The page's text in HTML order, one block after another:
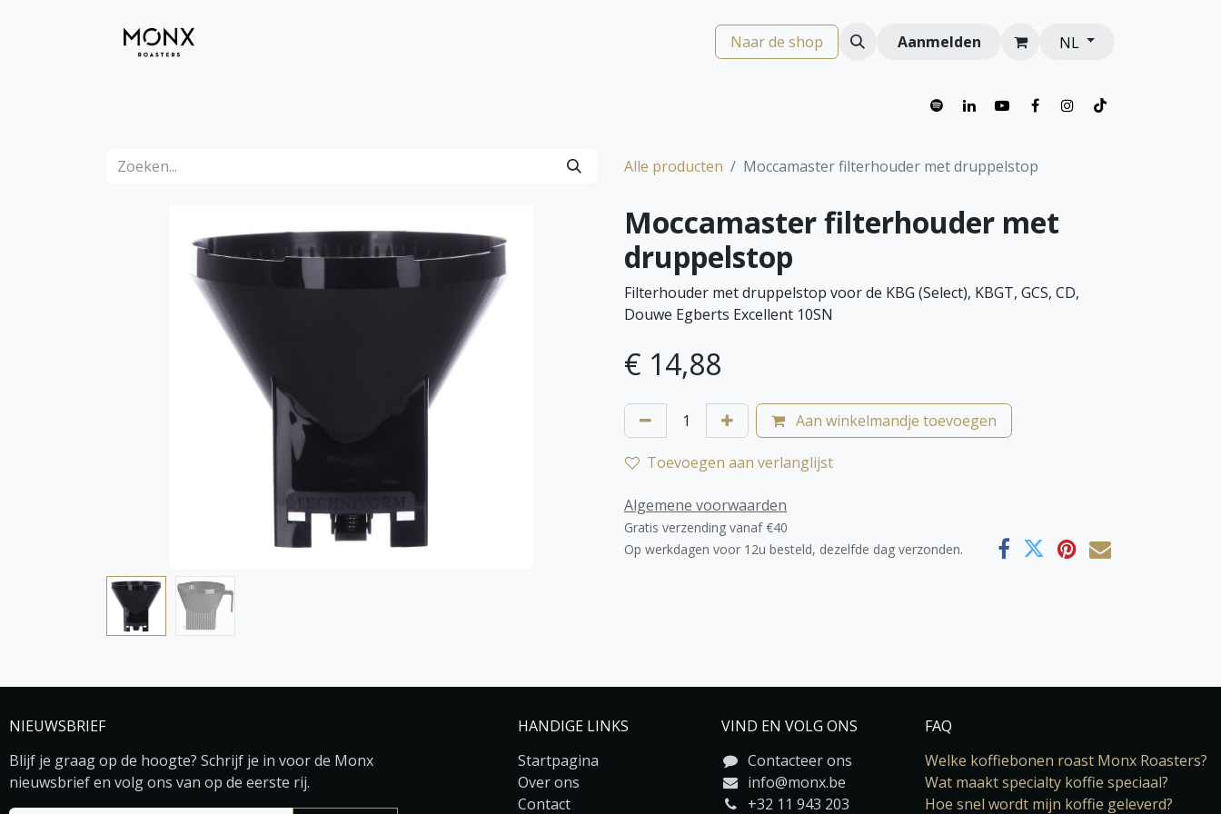
Naar de shop Aanmelden NL
Alle producten Moccamaster filterhouder met druppelstop
Moccamaster filterhouder met
druppelstop
Filterhouder met druppelstop voor de KBG (Select), KBGT, GCS, CD,
Douwe Egberts Excellent 10SN
€ 14,88
Aan winkelmandje toevoegen
Toevoegen aan verlanglijst
Algemene voorwaarden
Gratis verzending vanaf €40
Op werkdagen voor 12u besteld, dezelfde dag verzonden.
HANDIGE LINKS
Startpagina
Over ons
Contact
NIEUWSBRIEF
Blijf je graag op de hoogte? Schrijf je in voor de Monx
nieuwsbrief en volg ons van op de eerste rij.
VIND EN VOLG ONS
Contacteer ons
info@monx.be
+32 11 943 203
FAQ
Welke koffiebonen roast Monx Roasters?
Wat maakt specialty koffie speciaal?
Hoe snel wordt mijn koffie geleverd?